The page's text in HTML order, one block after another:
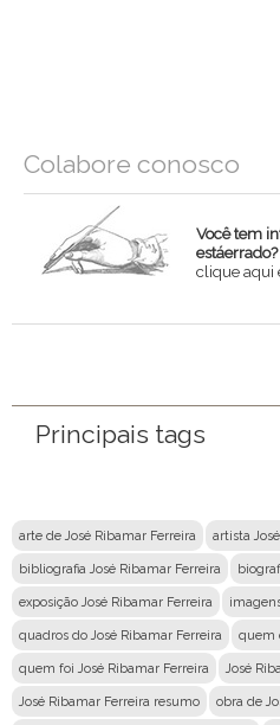
Colabore conosco
Você tem
estáerrado?
clique aqui
Principais tags
arte de José Ribamar Ferreira artista
bibliografia José Ribamar Ferreira
exposição José Ribamar Ferreira
quadros do José Ribamar Ferreira quem
quem foi José Ribamar Ferreira José
José Ribamar Ferreira resumo obra de